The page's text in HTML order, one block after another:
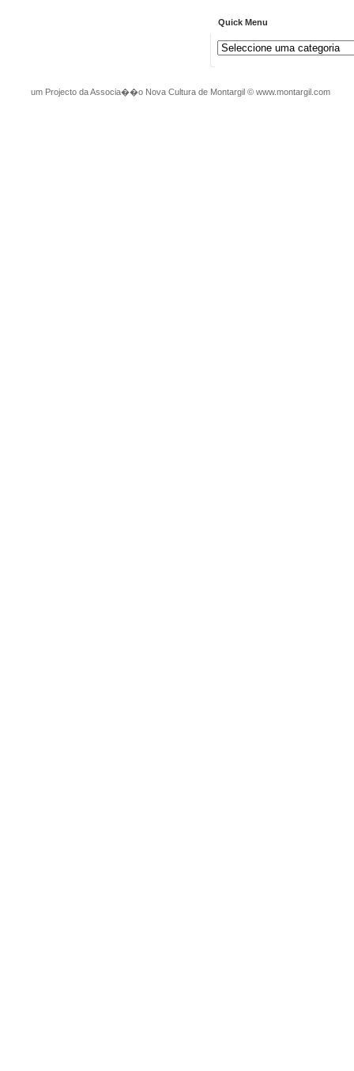
Quick Menu
um Projecto da Associa��o Nova Cultura de Montargil©www.montargil.com